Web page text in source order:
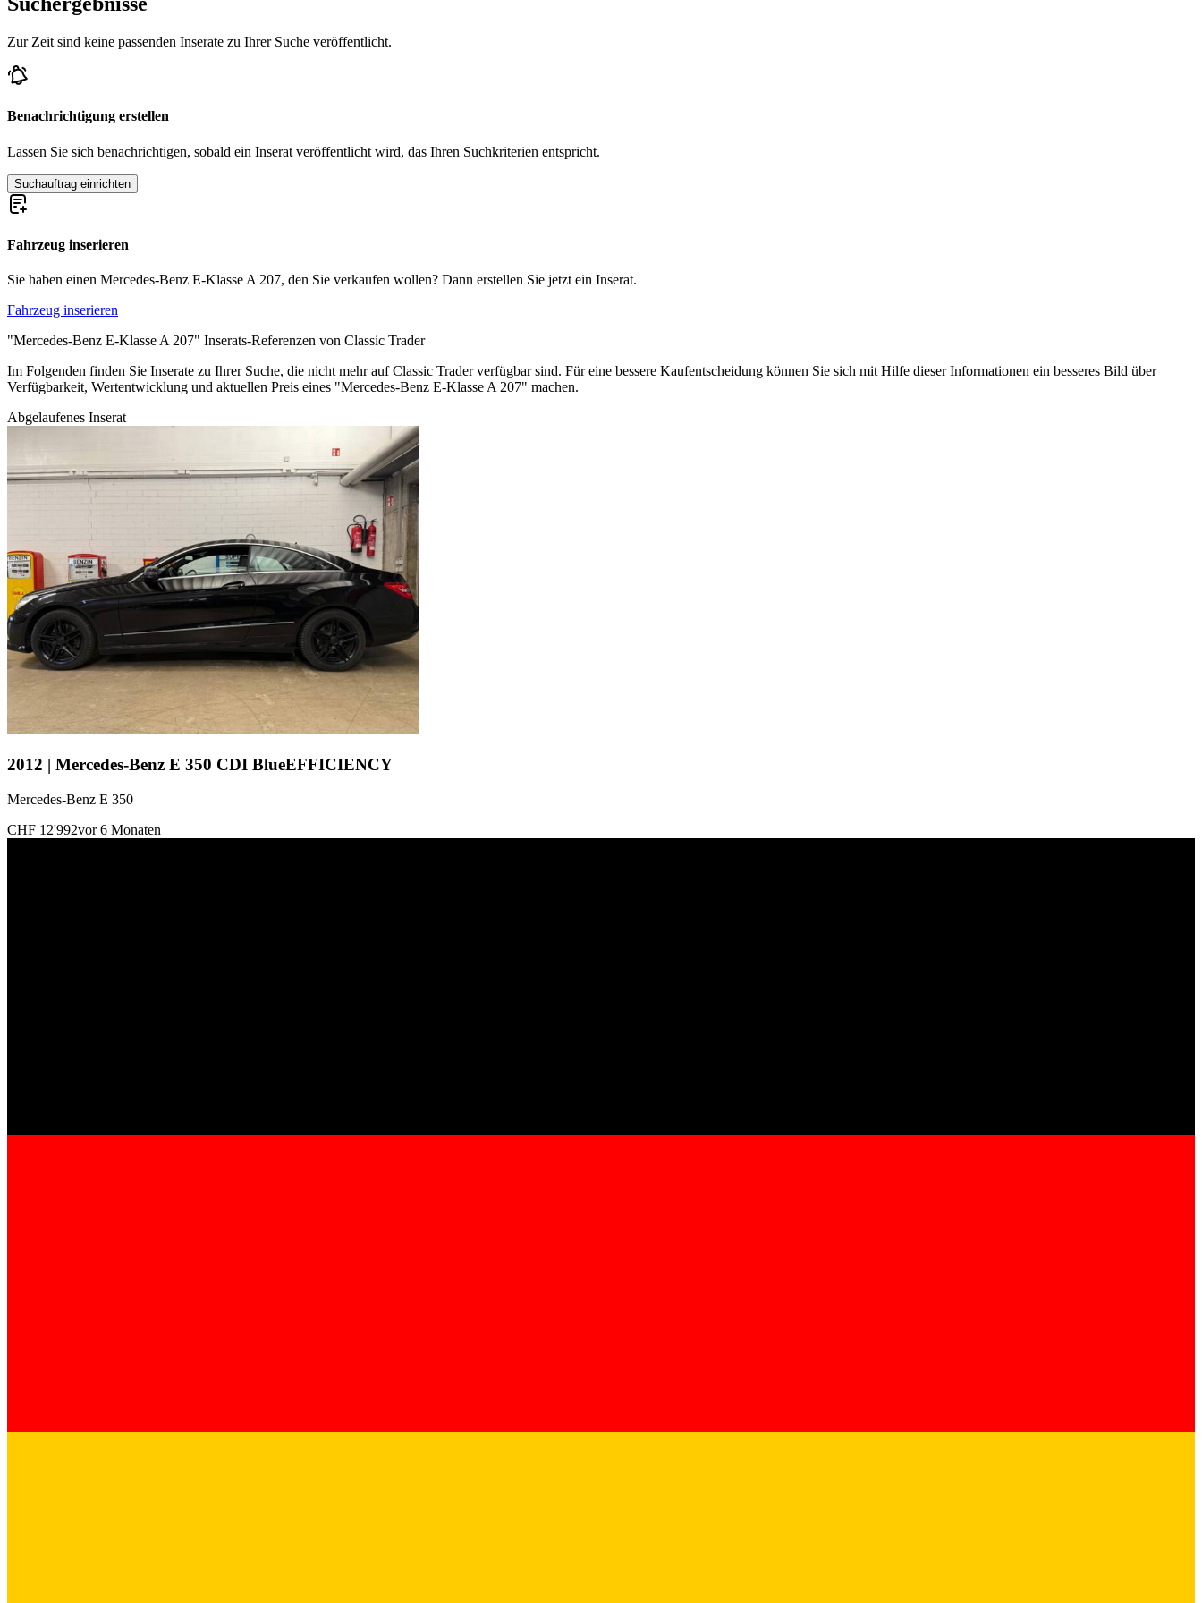
Mercedes-Benz W 124
Mercedes-Benz W 210
Mercedes-Benz W 211
Mercedes-Benz W 212
Mercedes-Benz Modelle
Mercedes-Benz 123er
Mercedes-Benz 170
Mercedes-Benz 190er
Mercedes-Benz 280
Mercedes-Benz 300
Mercedes-Benz G-Klasse
Mercedes-Benz Ponton
Mercedes-Benz S-Klasse
Mercedes-Benz SL-Klasse
Mercedes-Benz SLK
Zur Zeit sind keine passenden Inserate zu Ihrer Suche veröffentlicht.
Benachrichtigung erstellen
Lassen Sie sich benachrichtigen, sobald ein Inserat veröffentlicht wird, das Ihren Suchkriterien entspricht.
Suchauftrag einrichten
Fahrzeug inserieren
Sie haben einen Mercedes-Benz E-Klasse A 207, den Sie verkaufen wollen? Dann erstellen Sie jetzt ein Inserat.
Fahrzeug inserieren
"Mercedes-Benz E-Klasse A 207" Inserats-Referenzen von Classic Trader
Im Folgenden finden Sie Inserate zu Ihrer Suche, die nicht mehr auf Classic Trader verfügbar sind. Für eine bessere Kaufentscheidung können Sie sich mit Hilfe dieser Informationen ein besseres Bild über
Verfügbarkeit, Wertentwicklung und aktuellen Preis eines "Mercedes-Benz E-Klasse A 207" machen.
Abgelaufenes Inserat
2012 | Mercedes-Benz E 350 CDI BlueEFFICIENCY
Mercedes-Benz E 350
CHF 12'992vor 6 Monaten